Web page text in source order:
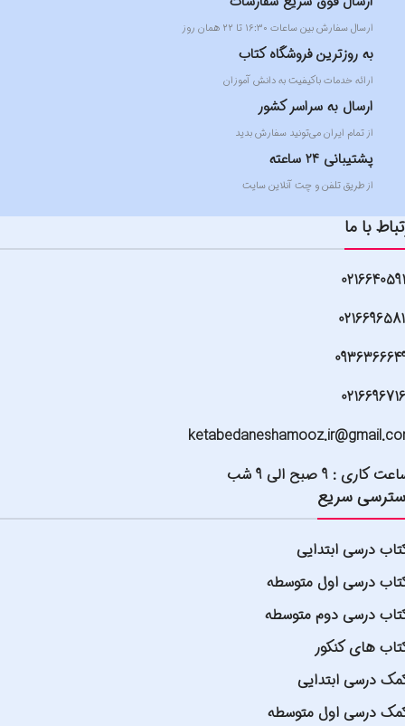
ارسال سفارش بین ساعات ۱۶:۳۰ تا ۲۲ همان روز
به روزترین فروشگاه کتاب
ارائه خدمات باکیفیت به دانش آموزان
ارسال به سراسر کشور
از تمام ایران می‌تونید سفارش بدید
پشتیبانی 24 ساعته
از طریق تلفن و چت آنلاین سایت
با ما
کاری : 9 صبح الی 9 شب
سریع
درسی ابتدایی
درسی اول متوسطه
درسی دوم متوسطه
های کنکور
درسی ابتدایی
درسی اول متوسطه